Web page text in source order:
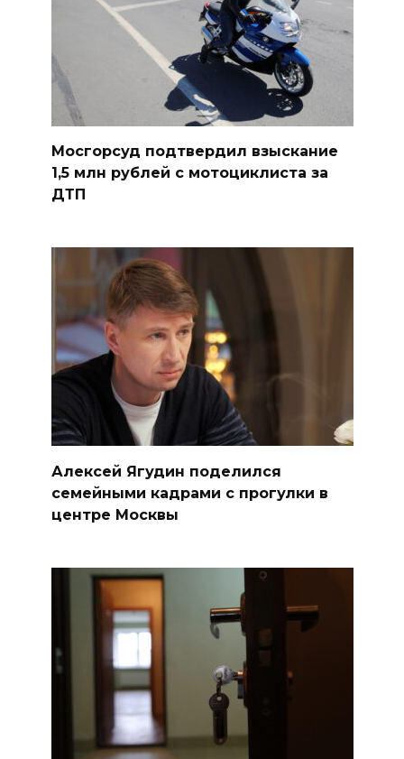
Мосгорсуд подтвердил взыскание
1,5 млн рублей с мотоциклиста за
ДТП
Алексей Ягудин поделился
семейными кадрами с прогулки в
центре Москвы